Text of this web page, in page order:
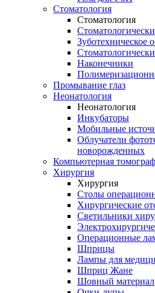
Стоматология
Стоматология
Зуботехническое
Наконечники
Промывание глаз
Неонатология
Неонатология
Инкубаторы
Мобильные
Облучатели
новорожденных
Компьютерная
Хирургия
Хирургия
Столы
Хирургические
Светильники
Операционные
Шприцы
Лампы для
Шприц Жане
Шовный материал